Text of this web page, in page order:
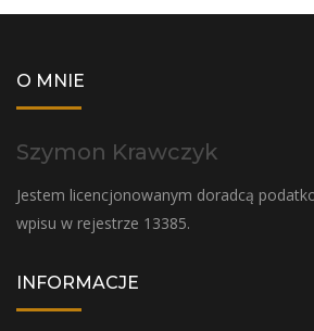
O MNIE
Szymon Krawczyk
Jestem licencjonowanym doradcą
wpisu w rejestrze 13385.
INFORMACJE